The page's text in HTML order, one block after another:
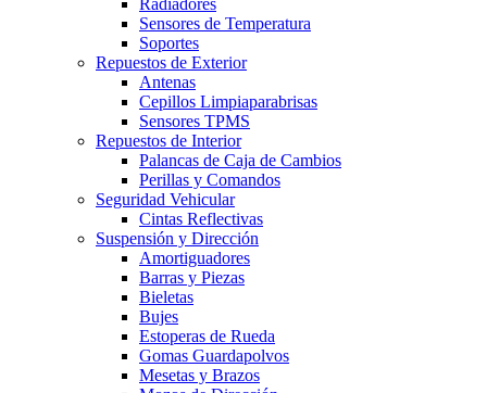
Radiadores
Sensores de Temperatura
Soportes
Repuestos de Exterior
Antenas
Cepillos Limpiaparabrisas
Sensores TPMS
Repuestos de Interior
Palancas de Caja de Cambios
Perillas y Comandos
Seguridad Vehicular
Cintas Reflectivas
Suspensión y Dirección
Amortiguadores
Barras y Piezas
Bieletas
Bujes
Estoperas de Rueda
Gomas Guardapolvos
Mesetas y Brazos